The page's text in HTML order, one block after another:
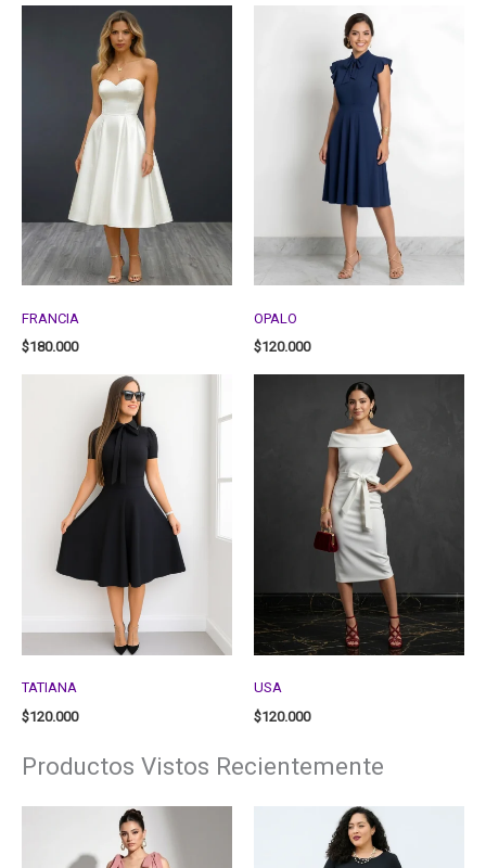
FRANCIA
$180.000
OPALO
$120.000
TATIANA
$120.000
USA
$120.000
Productos Vistos Recientemente